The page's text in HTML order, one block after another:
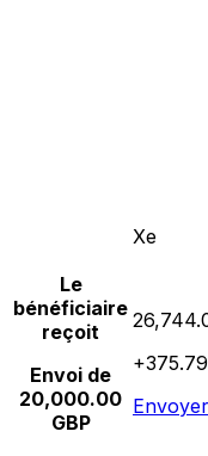
Xe
Le
bénéficiaire
reçoit
Envoi de
20,000.00
GBP